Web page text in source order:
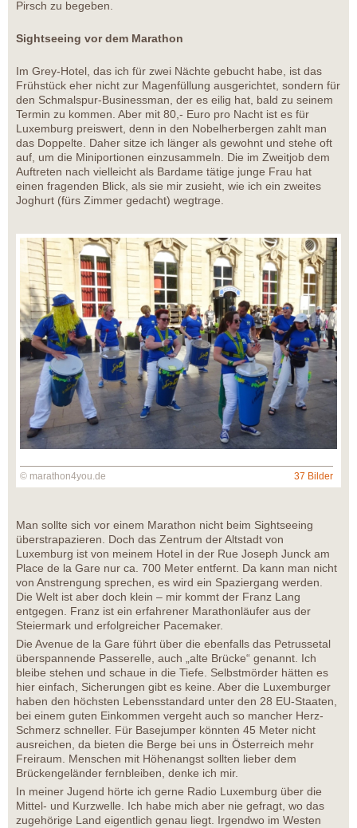
Pirsch zu begeben.
Sightseeing vor dem Marathon
Im Grey-Hotel, das ich für zwei Nächte gebucht habe, ist das
Frühstück eher nicht zur Magenfüllung ausgerichtet, sondern für
den Schmalspur-Businessman, der es eilig hat, bald zu seinem
Termin zu kommen. Aber mit 80,- Euro pro Nacht ist es für
Luxemburg preiswert, denn in den Nobelherbergen zahlt man
das Doppelte. Daher sitze ich länger als gewohnt und stehe oft
auf, um die Miniportionen einzusammeln. Die im Zweitjob dem
Auftreten nach vielleicht als Bardame tätige junge Frau hat
einen fragenden Blick, als sie mir zusieht, wie ich ein zweites
Joghurt (fürs Zimmer gedacht) wegtrage.
© marathon4you.de 37 Bilder
Man sollte sich vor einem Marathon nicht beim Sightseeing
überstrapazieren. Doch das Zentrum der Altstadt von
Luxemburg ist von meinem Hotel in der Rue Joseph Junck am
Place de la Gare nur ca. 700 Meter entfernt. Da kann man nicht
von Anstrengung sprechen, es wird ein Spaziergang werden.
Die Welt ist aber doch klein – mir kommt der Franz Lang
entgegen. Franz ist ein erfahrener Marathonläufer aus der
Steiermark und erfolgreicher Pacemaker.
Die Avenue de la Gare führt über die ebenfalls das Petrussetal
überspannende Passerelle, auch „alte Brücke“ genannt. Ich
bleibe stehen und schaue in die Tiefe. Selbstmörder hätten es
hier einfach, Sicherungen gibt es keine. Aber die Luxemburger
haben den höchsten Lebensstandard unter den 28 EU-Staaten,
bei einem guten Einkommen vergeht auch so mancher Herz-
Schmerz schneller. Für Basejumper könnten 45 Meter nicht
ausreichen, da bieten die Berge bei uns in Österreich mehr
Freiraum. Menschen mit Höhenangst sollten lieber dem
Brückengeländer fernbleiben, denke ich mir.
In meiner Jugend hörte ich gerne Radio Luxemburg über die
Mittel- und Kurzwelle. Ich habe mich aber nie gefragt, wo das
zugehörige Land eigentlich genau liegt. Irgendwo im Westen